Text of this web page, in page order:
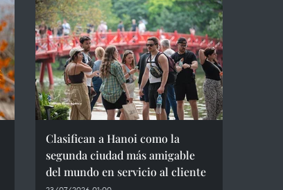
Clasifican a Hanoi como la
segunda ciudad más amigable
del mundo en servicio al cliente